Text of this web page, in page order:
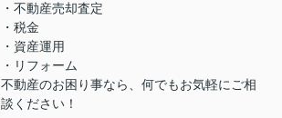
・不動産売却査定
・税金
・資産運用
・リフォーム
不動産のお困り事なら、何でもお気軽にご相
談ください！